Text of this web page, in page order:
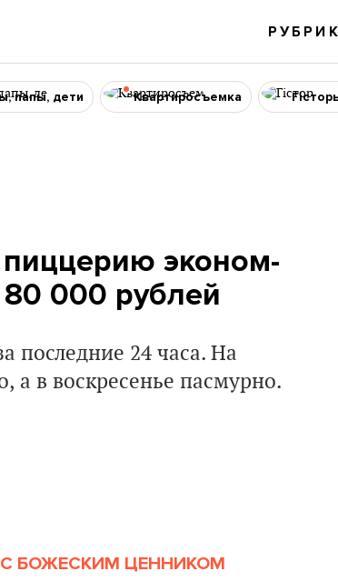
папы, дети Квартиросъемка
эконом-
000 рублей
последние 24 часа. На
а в воскресенье пасмурно.
БОЖЕСКИМ ЦЕННИКОМ